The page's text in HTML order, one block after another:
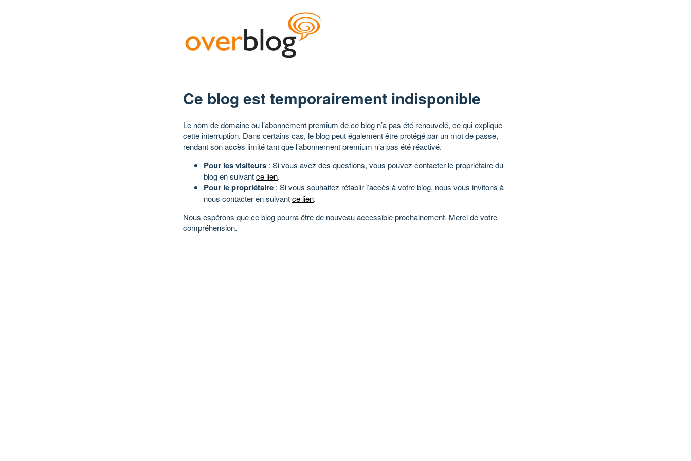
Ce blog est temporairement indisponible
Le nom de domaine ou l’abonnement premium de ce blog n’a pas été renouvelé, ce qui explique
cette interruption. Dans certains cas, le blog peut également être protégé par un mot de passe,
rendant son accès limité tant que l’abonnement premium n’a pas été réactivé.
Pour les visiteurs : Si vous avez des questions, vous pouvez contacter le propriétaire du
blog en suivantce lien.
Pour le propriétaire : Si vous souhaitez rétablir l’accès à votre blog, nous vous invitons à
nous contacter en suivantce lien.
Nous espérons que ce blog pourra être de nouveau accessible prochainement. Merci de votre
compréhension.